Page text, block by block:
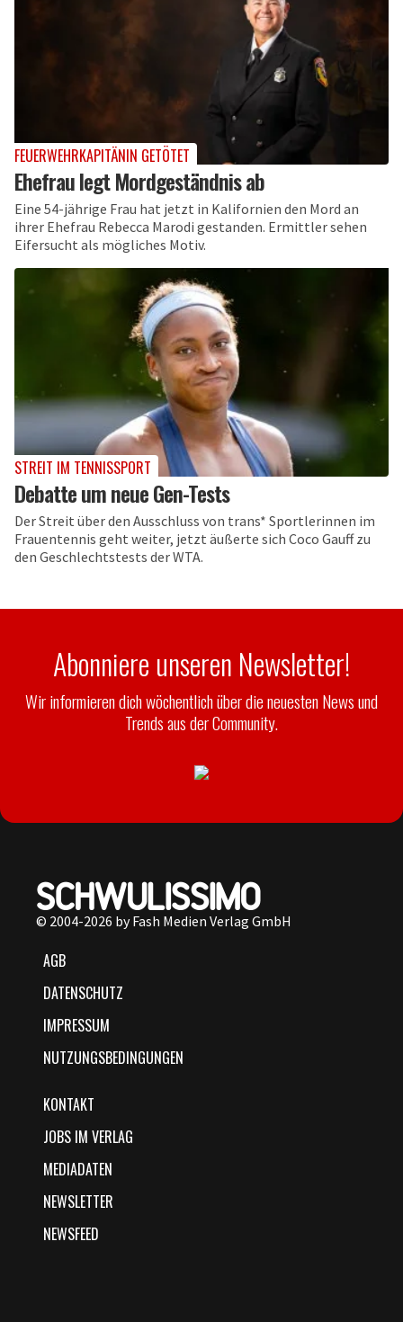
FEUERWEHRKAPITÄNIN GETÖTET
Ehefrau legt Mordgeständnis ab
Eine 54-jährige Frau hat jetzt in Kalifornien den Mord an
ihrer Ehefrau Rebecca Marodi gestanden. Ermittler sehen
Eifersucht als mögliches Motiv.
STREIT IM TENNISSPORT
Debatte um neue Gen-Tests
Der Streit über den Ausschluss von trans* Sportlerinnen im
Frauentennis geht weiter, jetzt äußerte sich Coco Gauff zu
den Geschlechtstests der WTA.
Abonniere unseren Newsletter!
Wir informieren dich wöchentlich über die neuesten News und
Trends aus der Community.
© 2004-2026 by Fash Medien Verlag GmbH
AGB
DATENSCHUTZ
IMPRESSUM
NUTZUNGSBEDINGUNGEN
KONTAKT
JOBS IM VERLAG
MEDIADATEN
NEWSLETTER
NEWSFEED